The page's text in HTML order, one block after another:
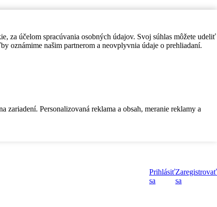
za účelom spracúvania osobných údajov. Svoj súhlas môžete udeliť
oznámime našim partnerom a neovplyvnia údaje o prehliadaní.
Personalizovaná reklama a obsah, meranie reklamy a
Prihlásiť
sa
Zaregistrovať
sa